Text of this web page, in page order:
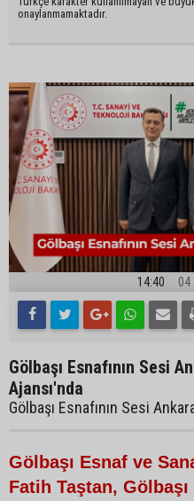
onaylanmamaktadır.
14:40 04
Gölbaşı Esnafının Sesi
Ajansı'nda
Gölbaşı Esnafının Sesi
Gölbaşı Esnaf ve
Fatih Taştan, Gölbaşı